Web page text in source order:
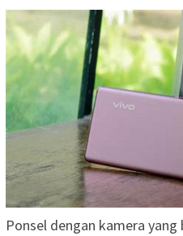
Ponsel dengan kamera